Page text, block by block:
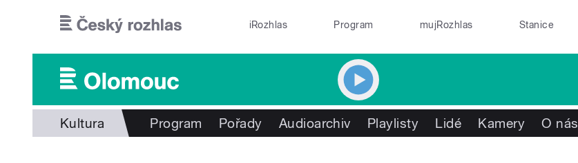
iRozhlas Program mujRozhlas Stanice
Kultura Program Pořady Audioarchiv Playlisty Lidé Kamery O nás